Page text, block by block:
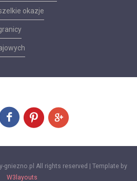
okazje
gniezno.pl All rights reserved | Template by
W3layouts